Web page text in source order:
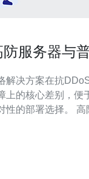
服务器与
解决方案在抗
上的核心差别，便
择。 高防能力到底有
并清洗高峰秒级